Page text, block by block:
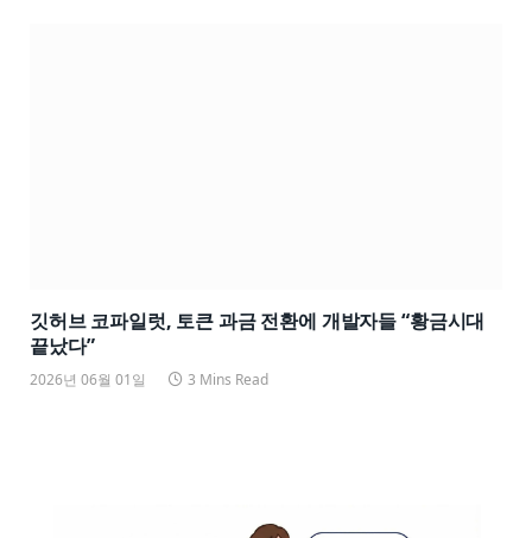
깃허브 코파일럿, 토큰 과금 전환에 개발자들 “황금시대
끝났다”
2026년 06월 01일 3 Mins Read